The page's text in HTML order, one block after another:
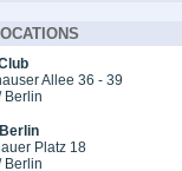
Allee 36 - 39
Berlin
Platz 18
Berlin